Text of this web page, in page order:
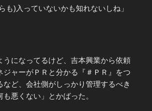
も)入っていないかも知れないしね」
うになってるけど、吉本興業から依頼
ジャーがＰＲと分かる『＃ＰＲ』をつ
など、会社側がしっかり管理するべき
悪くない」とかばった。